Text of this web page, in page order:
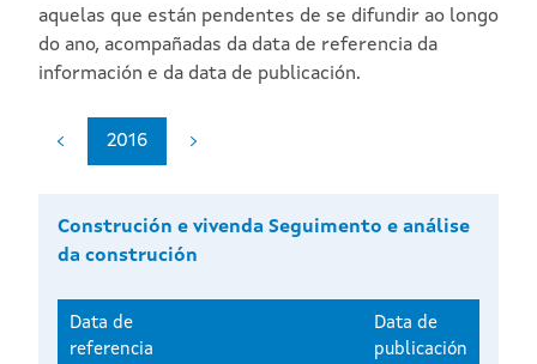
aquelas que están pendentes de se difundir ao longo
do ano, acompañadas da data de referencia da
información e da data de publicación.
2016
Construción e vivenda Seguimento e análise
da construción
Data de
referencia
Data de
publicación